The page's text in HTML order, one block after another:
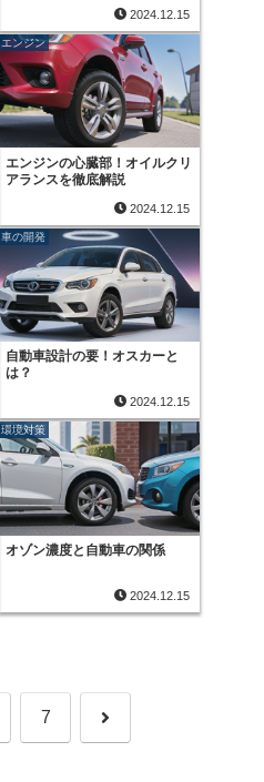
2024.12.15
エンジン
エンジンの心臓部！オイルクリ
アランスを徹底解説
2024.12.15
車の開発
自動車設計の要！オスカーと
は？
2024.12.15
環境対策
オゾン濃度と自動車の関係
2024.12.15
7 次